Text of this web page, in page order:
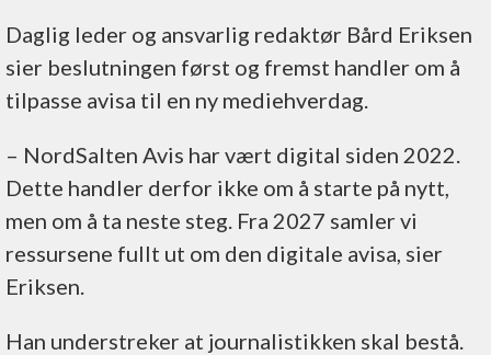
Daglig leder og ansvarlig redaktør Bård Eriksen
sier beslutningen først og fremst handler om å
tilpasse avisa til en ny mediehverdag.
– NordSalten Avis har vært digital siden 2022.
Dette handler derfor ikke om å starte på nytt,
men om å ta neste steg. Fra 2027 samler vi
ressursene fullt ut om den digitale avisa, sier
Eriksen.
Han understreker at journalistikken skal bestå.